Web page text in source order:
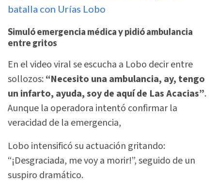
batalla con Urías Lobo
Simuló emergencia médica y pidió ambulancia
entre gritos
En el video viral se escucha a Lobo decir entre
sollozos: “Necesito una ambulancia, ay, tengo
un infarto, ayuda, soy de aquí de Las Acacias”.
Aunque la operadora intentó confirmar la
veracidad de la emergencia,
Lobo intensificó su actuación gritando:
“¡Desgraciada, me voy a morir!”, seguido de un
suspiro dramático.